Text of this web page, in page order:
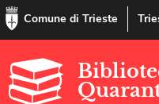
Comune di Trieste